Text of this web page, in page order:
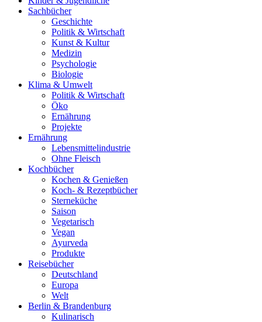
Sachbücher
Geschichte
Politik & Wirtschaft
Kunst & Kultur
Medizin
Psychologie
Biologie
Klima & Umwelt
Politik & Wirtschaft
Öko
Ernährung
Projekte
Ernährung
Lebensmittelindustrie
Ohne Fleisch
Kochbücher
Kochen & Genießen
Koch- & Rezeptbücher
Sterneküche
Saison
Vegetarisch
Vegan
Ayurveda
Produkte
Reisebücher
Deutschland
Europa
Welt
Berlin & Brandenburg
Kulinarisch